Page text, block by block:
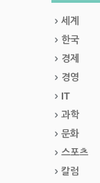
세계
한국
경제
경영
IT
과학
문화
스포츠
칼럼